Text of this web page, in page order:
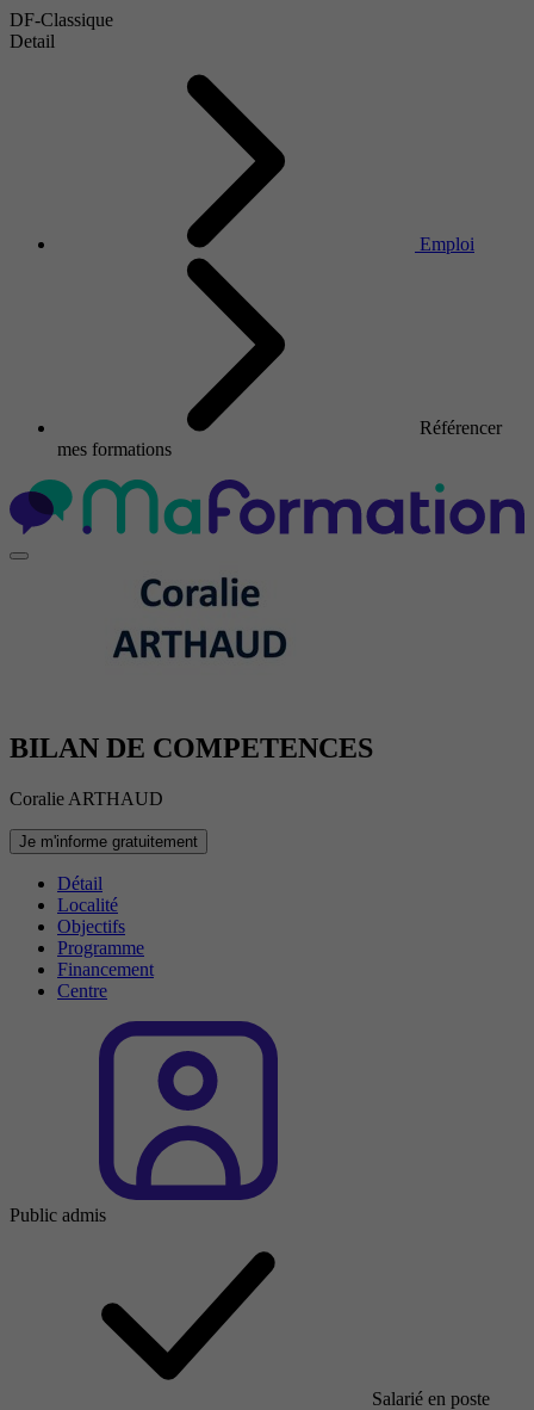
DF-Classique
Detail
Emploi
Référencer
mes formations
BILAN DE COMPETENCES
Coralie ARTHAUD
Je m'informe gratuitement
Détail
Localité
Objectifs
Programme
Financement
Centre
Public admis
Salarié en poste